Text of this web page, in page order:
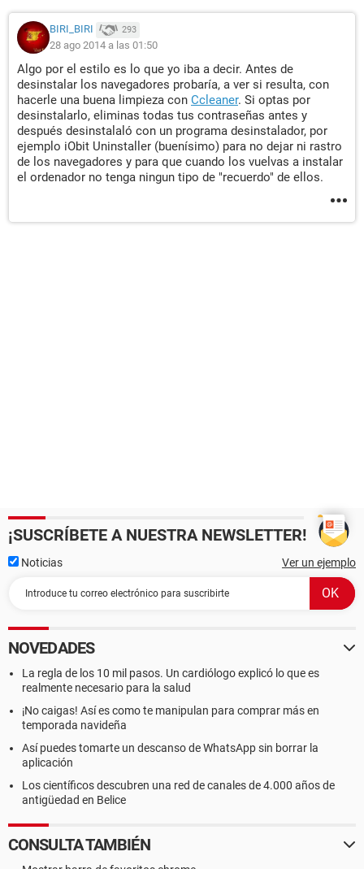
BIRI_BIRI 293
28 ago 2014 a las 01:50
Algo por el estilo es lo que yo iba a decir. Antes de
desinstalar los navegadores probaría, a ver si resulta, con
hacerle una buena limpieza con Ccleaner. Si optas por
desinstalarlo, eliminas todas tus contraseñas antes y
después desinstalaló con un programa desinstalador, por
ejemplo iObit Uninstaller (buenísimo) para no dejar ni rastro
de los navegadores y para que cuando los vuelvas a instalar
el ordenador no tenga ningun tipo de "recuerdo" de ellos.
¡SUSCRÍBETE A NUESTRA NEWSLETTER!
Noticias Ver un ejemplo
NOVEDADES
La regla de los 10 mil pasos. Un cardiólogo explicó lo que es
realmente necesario para la salud
¡No caigas! Así es como te manipulan para comprar más en
temporada navideña
Así puedes tomarte un descanso de WhatsApp sin borrar la
aplicación
Los científicos descubren una red de canales de 4.000 años de
antigüedad en Belice
CONSULTA TAMBIÉN